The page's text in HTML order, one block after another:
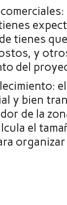
tienes
y
del
y bien
de la
el